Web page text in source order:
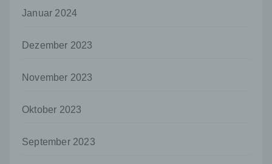
Januar 2024
Dezember 2023
November 2023
Oktober 2023
September 2023
personenbezogenen Daten entscheidet.
das Recht der Mitgliedstaaten vorgegeben,
beziehungsweise können die bestimmten
Kriterien seiner Benennung nach dem
Mitgliedstaaten vorgesehen werden.
Auftragsverarbeiter ist eine natürliche oder